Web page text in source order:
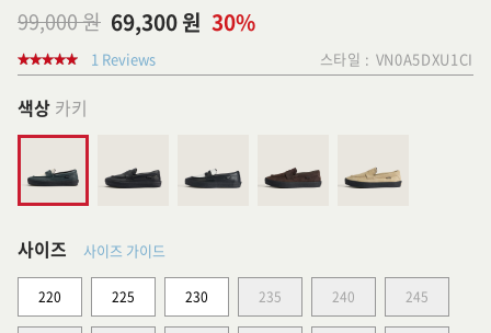
99,000 원 69,300 원 30%
1 Reviews 스타일 : VN0A5DXU1CI
색상 카키
사이즈 사이즈 가이드
220 225 230 235 240 245